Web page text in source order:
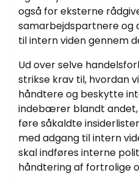
også for eksterne
samarbejdspartnere og
til intern viden gennem
Ud over selve
strikse krav til, hvordan
håndtere og beskytte
indebærer blandt
føre såkaldte
med adgang til intern
skal indføres interne
håndtering af fortrolige